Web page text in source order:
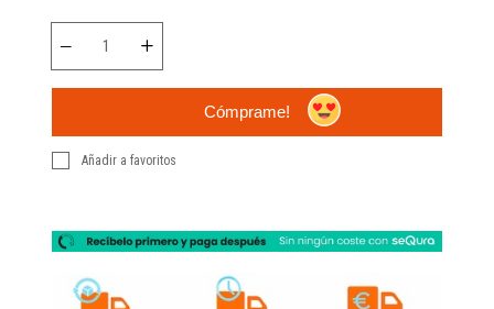
Cómprame!
Añadir a favoritos